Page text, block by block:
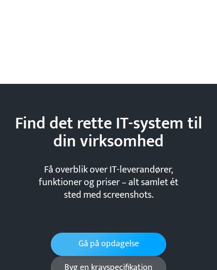
Find det rette IT-system til
dinvirksomhed
Få overblik over IT-leverandører,
funktioner og priser – alt samlet ét
sted med screenshots.
Gå på opdagelse